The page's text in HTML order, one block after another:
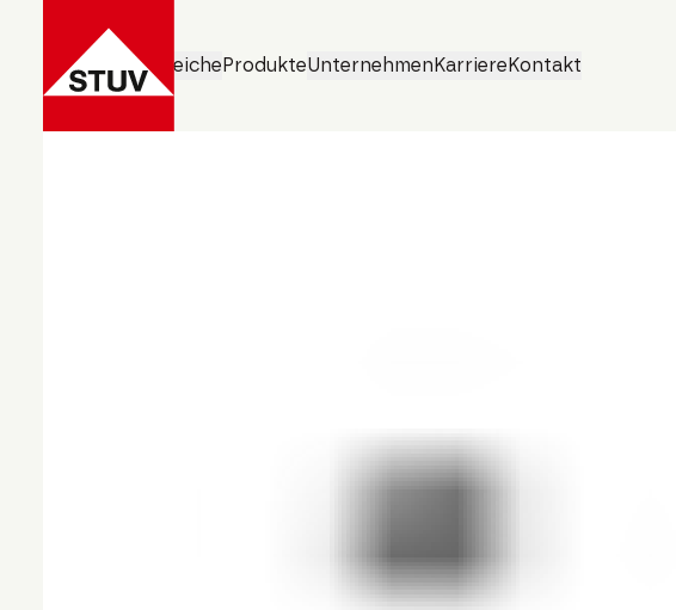
GeschäftsbereicheProdukteUnternehmenKarriereKontakt